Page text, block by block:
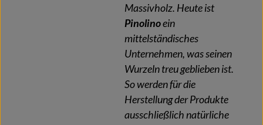
Massivholz. Heute ist
Pinolinoein
mittelständisches
Unternehmen, was seinen
Wurzeln treu geblieben ist.
So werden für die
Herstellung der Produkte
ausschließlich natürliche